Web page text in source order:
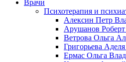
Врачи
Психотерапия и
Алексин Петр
Арушанов
Ветрова Ольга
Григорьева
Ермас Ольга